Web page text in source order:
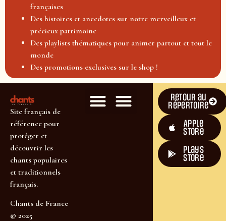
françaises
Des histoires et anecdotes sur notre merveilleux et
précieux patrimoine
Des playlists thématiques pour animer partout et tout le
monde
Des promotions exclusives sur le shop !
Site français de
référence pour
protéger et
découvrir les
chants populaires
et traditionnels
français.
Chants de France
© 2025
Retour au
répertoire
Apple
Store
plays
store